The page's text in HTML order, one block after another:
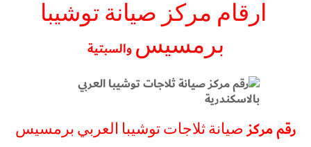
ارقام مركز صيانة توشيبا
برمسيسوالسبتية
رقم مركزصيانة ثلاجات توشيبا العربي برمسيس